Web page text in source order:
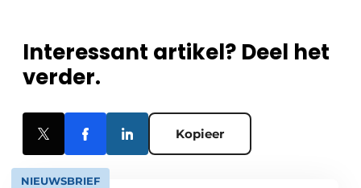
Interessant artikel? Deel het
verder.
Kopieer
NIEUWSBRIEF